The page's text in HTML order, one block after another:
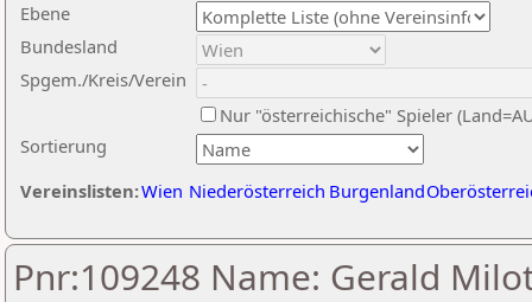
Ebene
Sortierung
Bundesland
Spgem./Kreis/Verein
Nur "österreichische" Spieler
Vereinslisten:Wien Niederösterreich Burgenland
Pnr:109248 Name: Gerald